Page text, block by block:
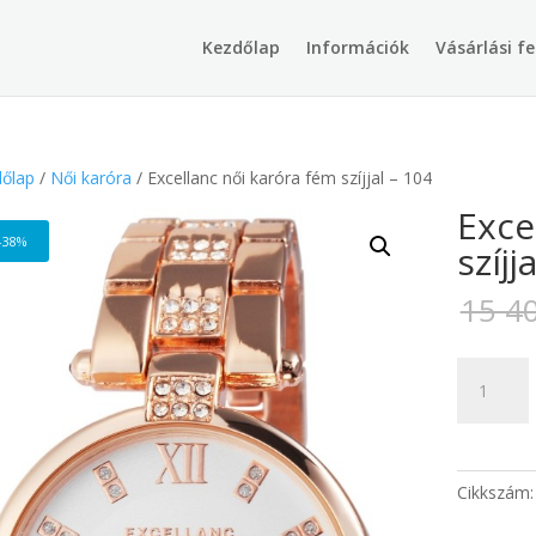
Kezdőlap Információk Vásárlási
search
/ Női karóra / Excellanc női karóra fém szíjjal – 104
15
szíjjal